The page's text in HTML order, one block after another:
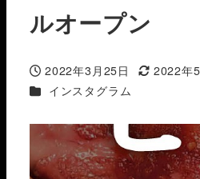
ルオープン️
投稿日
2022年3月25日
更新日
2022年
カテゴリー
インスタグラム